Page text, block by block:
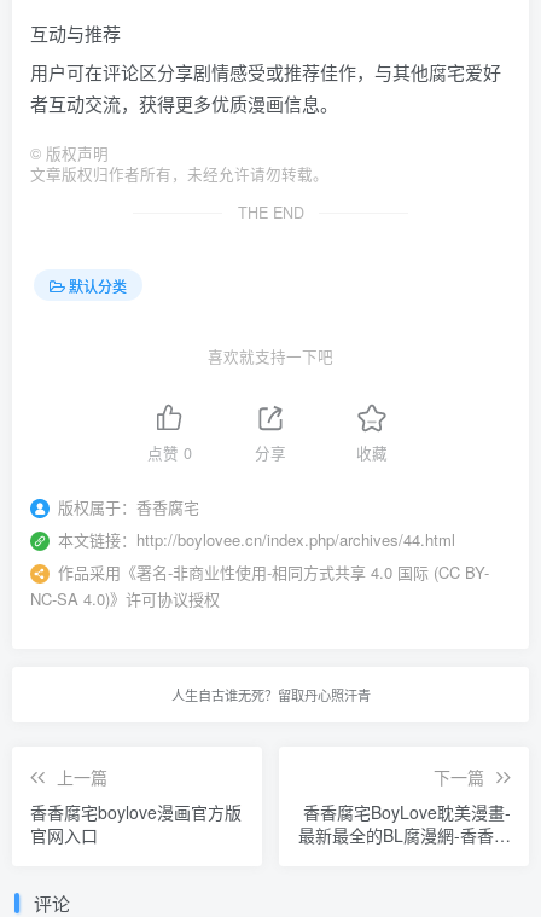
互动与推荐
用户可在评论区分享剧情感受或推荐佳作，与其他腐宅爱好
者互动交流，获得更多优质漫画信息。
© 版权声明
文章版权归作者所有，未经允许请勿转载。
THE END
默认分类
喜欢就支持一下吧
点赞 0 分享 收藏
版权属于： 香香腐宅
本文链接： http://boylovee.cn/index.php/archives/44.html
作品采用 《署名-非商业性使用-相同方式共享 4.0 国际 (CC BY-
NC-SA 4.0)》许可协议授权
人生自古谁无死？留取丹心照汗青
上一篇
香香腐宅boylove漫画官方版
官网入口
下一篇
香香腐宅BoyLove耽美漫畫-
最新最全的BL腐漫網-香香腐
评论